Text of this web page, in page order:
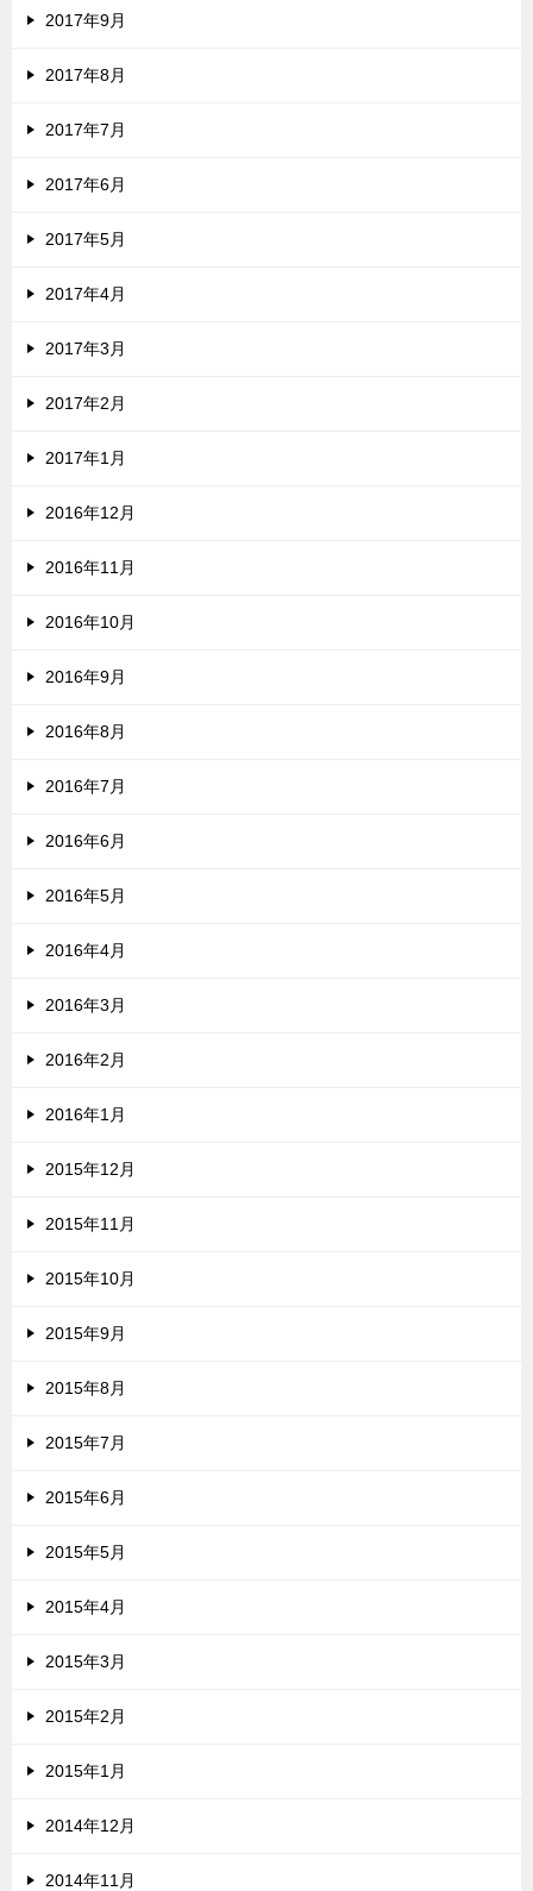
2017年9月
2017年8月
2017年7月
2017年6月
2017年5月
2017年4月
2017年3月
2017年2月
2017年1月
2016年12月
2016年11月
2016年10月
2016年9月
2016年8月
2016年7月
2016年6月
2016年5月
2016年4月
2016年3月
2016年2月
2016年1月
2015年12月
2015年11月
2015年10月
2015年9月
2015年8月
2015年7月
2015年6月
2015年5月
2015年4月
2015年3月
2015年2月
2015年1月
2014年12月
2014年11月